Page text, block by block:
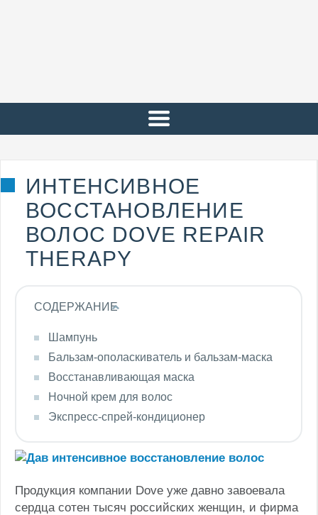
ИНТЕНСИВНОЕ
ВОССТАНОВЛЕНИЕ
ВОЛОС DOVE REPAIR
THERAPY
СОДЕРЖАНИЕ
Шампунь
Бальзам-ополаскиватель и бальзам-маска
Восстанавливающая маска
Ночной крем для волос
Экспресс-спрей-кондиционер
Продукция компании Dove уже давно завоевала
сердца сотен тысяч российских женщин, и фирма